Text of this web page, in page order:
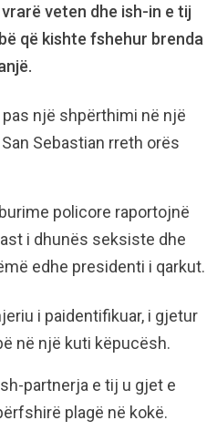
veten dhe ish-in e tij
që kishte fshehur brenda
një shpërthimi në një
Sebastian rreth orës
policore raportojnë
i dhunës seksiste dhe
edhe presidenti i qarkut.
i paidentifikuar, i gjetur
në një kuti këpucësh.
partnerja e tij u gjet e
plagë në kokë.